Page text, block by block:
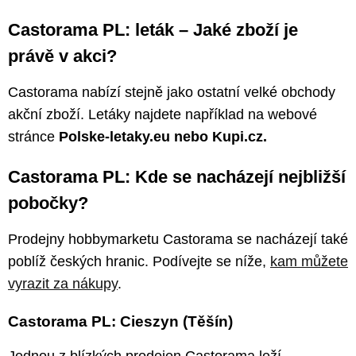
Castorama PL: leták – Jaké zboží je
právě v akci?
Castorama nabízí stejně jako ostatní velké obchody
akční zboží. Letáky najdete například na webové
stránce Polske-letaky.eu nebo Kupi.cz.
Castorama PL: Kde se nacházejí nejbližší
pobočky?
Prodejny hobbymarketu Castorama se nacházejí také
poblíž českých hranic. Podívejte se níže, kam můžete
vyrazit za nákupy.
Castorama PL: Cieszyn (Těšín)